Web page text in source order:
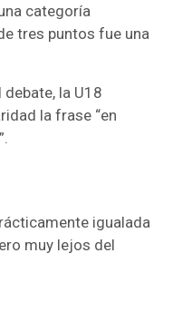
categoría
tres puntos fue una
la U18
la frase “en
igualada
muy lejos del